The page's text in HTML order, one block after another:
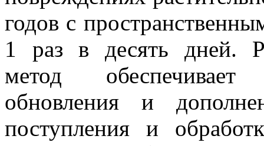
годов с
1 раз в десять дней.
метод обеспечивает
обновления и
поступления и